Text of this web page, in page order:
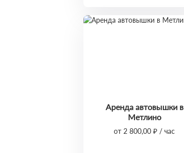
Аренда автовышки в
Метлино
от 2 800,00 ₽ / час